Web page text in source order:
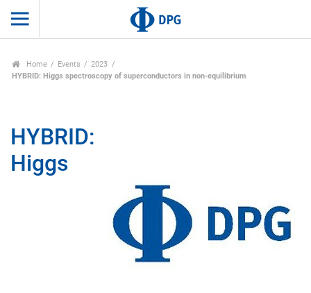
Home Events
2023
HYBRID: Higgs spectroscopy of superconductors in non-equilibrium
HYBRID:
Higgs